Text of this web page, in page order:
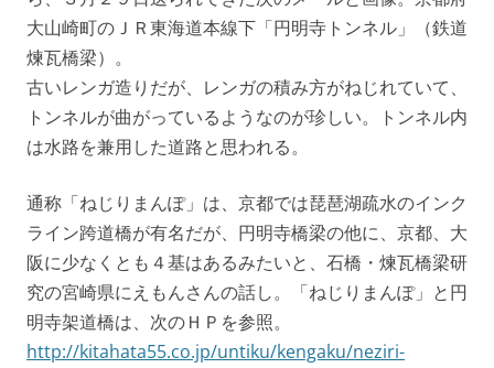
大山崎町のＪＲ東海道本線下「円明寺トンネル」（鉄道
煉瓦橋梁）。
古いレンガ造りだが、レンガの積み方がねじれていて、
トンネルが曲がっているようなのが珍しい。トンネル内
は水路を兼用した道路と思われる。
通称「ねじりまんぽ」は、京都では琵琶湖疏水のインク
ライン跨道橋が有名だが、円明寺橋梁の他に、京都、大
阪に少なくとも４基はあるみたいと、石橋・煉瓦橋梁研
究の宮崎県にえもんさんの話し。「ねじりまんぽ」と円
明寺架道橋は、次のＨＰを参照。
http://kitahata55.co.jp/untiku/kengaku/neziri-